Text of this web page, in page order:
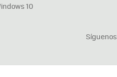
Síguenos
10